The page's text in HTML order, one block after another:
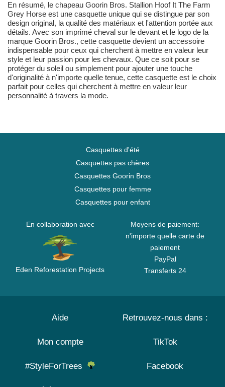
En résumé, le chapeau Goorin Bros. Stallion Hoof It The Farm
Grey Horse est une casquette unique qui se distingue par son
design original, la qualité des matériaux et l'attention portée aux
détails. Avec son imprimé cheval sur le devant et le logo de la
marque Goorin Bros., cette casquette devient un accessoire
indispensable pour ceux qui cherchent à mettre en valeur leur
style et leur passion pour les chevaux. Que ce soit pour se
protéger du soleil ou simplement pour ajouter une touche
d'originalité à n'importe quelle tenue, cette casquette est le choix
parfait pour celles qui cherchent à mettre en valeur leur
personnalité à travers la mode.
Casquettes d'été
Casquettes pas chères
Casquettes Goorin Bros
Casquettes pour femme
Casquettes pour enfant
En collaboration avec
Eden Reforestation Projects
Moyens de paiement:
n'importe quelle carte de
paiement
PayPal
Transferts 24
Aide
Mon compte
#StyleForTrees
Retrouvez-nous dans :
TikTok
Facebook